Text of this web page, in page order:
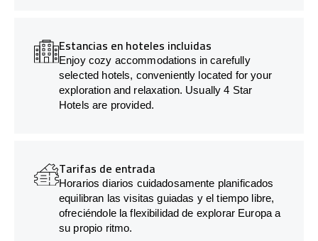
Estancias en hoteles incluidas
Enjoy cozy accommodations in carefully
selected hotels, conveniently located for your
exploration and relaxation. Usually 4 Star
Hotels are provided.
Tarifas de entrada
Horarios diarios cuidadosamente planificados
equilibran las visitas guiadas y el tiempo libre,
ofreciéndole la flexibilidad de explorar Europa a
su propio ritmo.